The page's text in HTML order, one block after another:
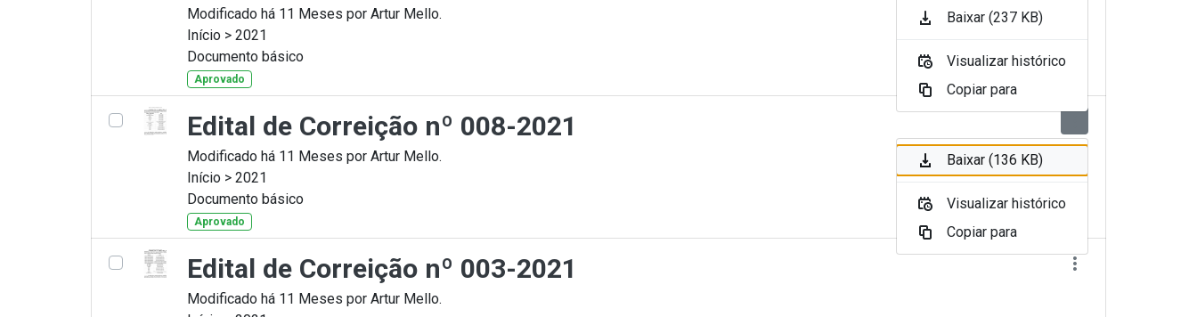
Modificado há 11 Meses por Artur Mello.
Início > 2021
Documento básico
Aprovado
Edital de Correição nº 008-2021
Modificado há 11 Meses por Artur Mello.
Início > 2021
Documento básico
Aprovado
Edital de Correição nº 003-2021
Modificado há 11 Meses por Artur Mello.
Baixar (237 KB)
Visualizar histórico
Copiar para
Baixar (136 KB)
Visualizar histórico
Copiar para